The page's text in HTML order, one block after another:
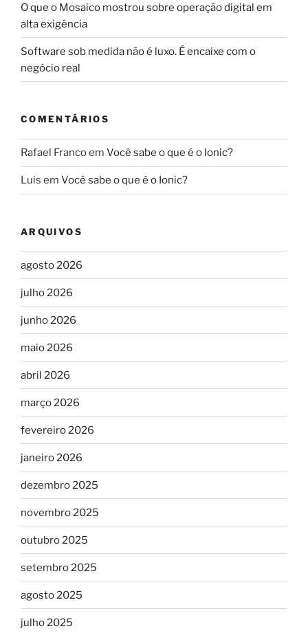
O que o Mosaico mostrou sobre operação digital em
alta exigência
Software sob medida não é luxo. É encaixe com o
negócio real
COMENTÁRIOS
Rafael Francoem Você sabe o que é o Ionic?
Luis em Você sabe o que é o Ionic?
ARQUIVOS
agosto 2026
julho 2026
junho 2026
maio 2026
abril 2026
março 2026
fevereiro 2026
janeiro 2026
dezembro 2025
novembro 2025
outubro 2025
setembro 2025
agosto 2025
julho 2025